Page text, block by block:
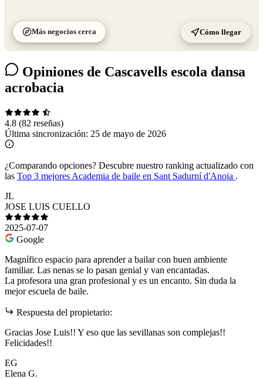
Más negocios cerca Cómo llegar
Opiniones de Cascavells escola dansa
acrobacia
4.8 (82 reseñas)
Última sincronización: 25 de mayo de 2026
¿Comparando opciones? Descubre nuestro ranking actualizado con
las Top 3 mejores Academia de baile en Sant Sadurní d'Anoia .
JL
JOSE LUIS CUELLO
2025-07-07
Google
Magnífico espacio para aprender a bailar con buen ambiente
familiar. Las nenas se lo pasan genial y van encantadas.
La profesora una gran profesional y es un encanto. Sin duda la
mejor escuela de baile.
Respuesta del propietario:
Gracias Jose Luis!! Y eso que las sevillanas son complejas!!
Felicidades!!
EG
Elena G.